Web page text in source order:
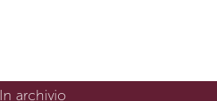
In archivio